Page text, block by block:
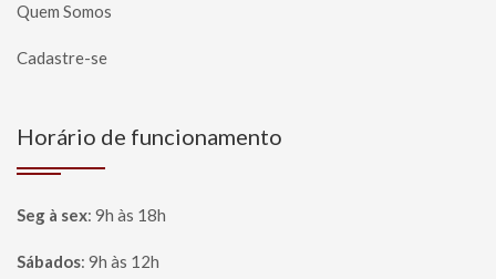
Quem Somos
Cadastre-se
Horário de funcionamento
Seg à sex: 9h às 18h
Sábados: 9h às 12h